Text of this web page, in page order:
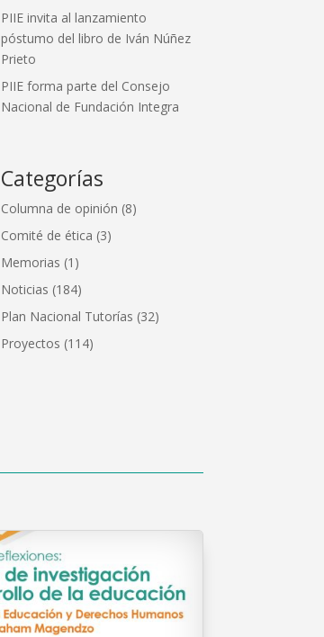
PIIE invita al lanzamiento
póstumo del libro de Iván Núñez
Prieto
PIIE forma parte del Consejo
Nacional de Fundación Integra
Categorías
Columna de opinión (8)
Comité de ética (3)
Memorias (1)
Noticias (184)
Plan Nacional Tutorías (32)
Proyectos (114)